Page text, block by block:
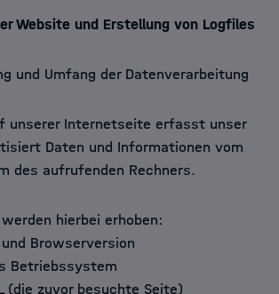
Website und Erstellung von Logfiles
und Umfang der Datenverarbeitung
unserer Internetseite erfasst unser
Daten und Informationen vom
des aufrufenden Rechners.
hierbei erhoben:
Browserversion
Betriebssystem
zuvor besuchte Seite)